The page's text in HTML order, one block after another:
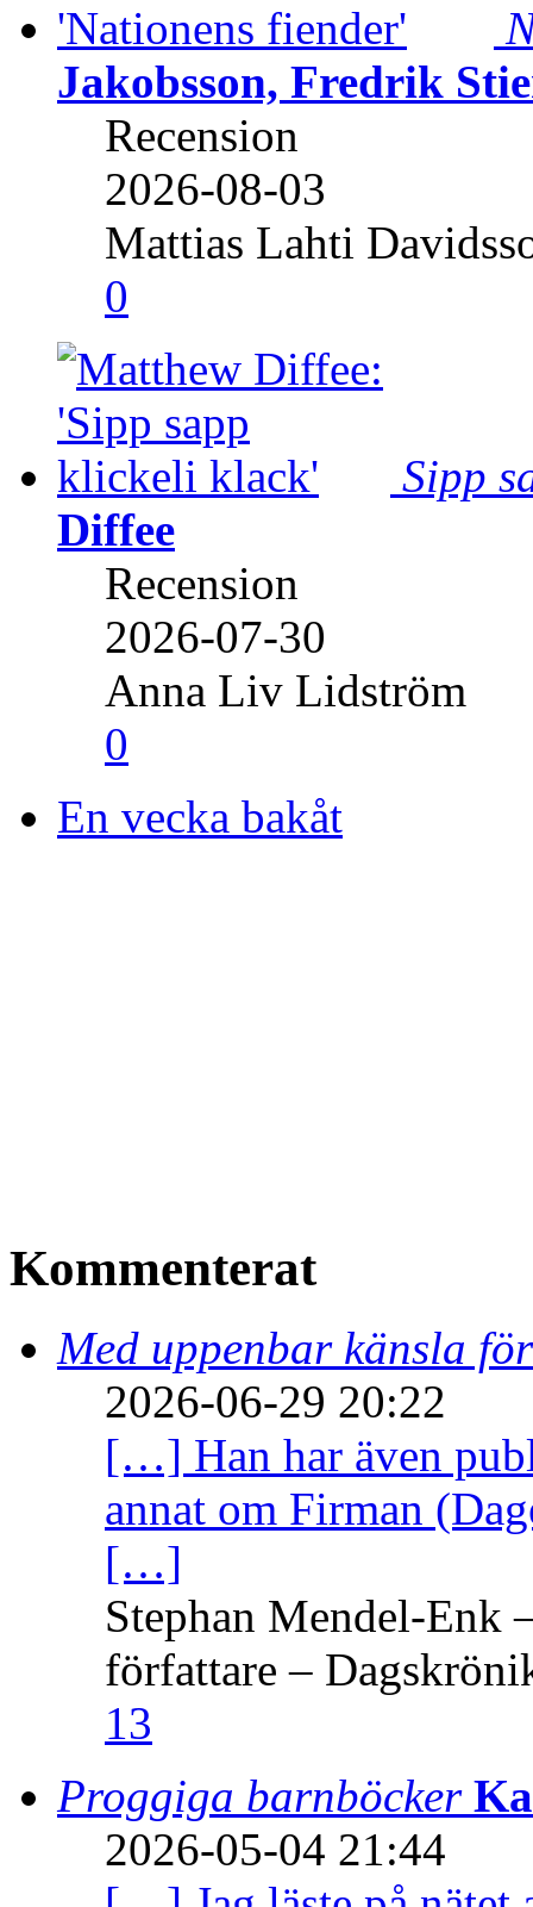
Jakobsson, Fredrik
Recension
2026-08-03
Mattias Lahti
0
Sipp
Diffee
Recension
2026-07-30
Anna Liv Lidström
0
En vecka bakåt
Kommenterat
Med uppenbar känsla
2026-06-29 20:22
[…] Han har även
annat om Firman
[…]
Stephan Mendel-Enk
författare –
13
Proggiga barnböcker
2026-05-04 21:44